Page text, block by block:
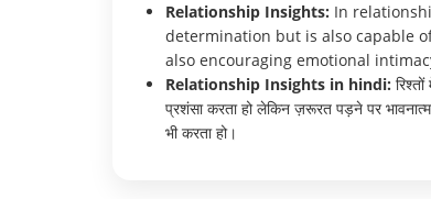
Relationship Insights: In
determination but is also capable
also encouraging emotional
Relationship Insights in hindi:
प्रशंसा करता हो लेकिन ज़रूरत पड़ने पर
भी करता हो।